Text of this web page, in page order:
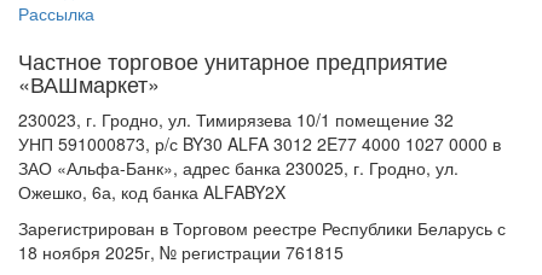
Рассылка
Частное торговое унитарное предприятие
«ВАШмаркет»
230023, г. Гродно, ул. Тимирязева 10/1 помещение 32
УНП 591000873, р/с BY30 ALFA 3012 2E77 4000 1027 0000 в
ЗАО «Альфа-Банк», адрес банка 230025, г. Гродно, ул.
Ожешко, 6а, код банка ALFABY2X
Зарегистрирован в Торговом реестре Республики Беларусь с
18 ноября 2025г, № регистрации 761815